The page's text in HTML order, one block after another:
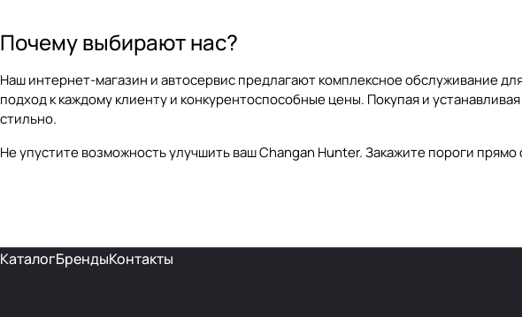
Почему выбирают нас?
Наш интернет-магазин и автосервис предлагают комплексное обслуживание
подход к каждому клиенту и конкурентоспособные цены. Покупая и
стильно.
Не упустите возможность улучшить ваш Changan Hunter. Закажите пороги
КаталогБрендыКонтакты